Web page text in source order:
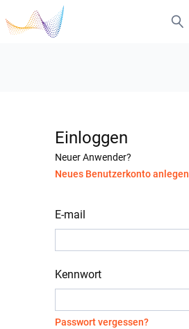
Einloggen
Neuer Anwender?
Neues Benutzerkonto anlegen
E-mail
Kennwort
Passwort vergessen?